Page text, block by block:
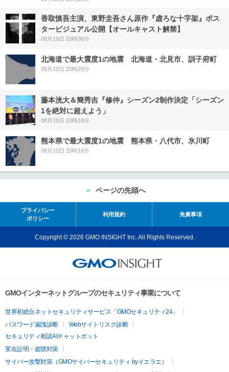
香取慎吾主演、東野圭吾さん原作『虚ろな十字架』ポス
タービジュアル公開【オールキャスト解禁】
08月10日 20時30分
北海道で最大震度1の地震 北海道・北見市、訓子府町
08月10日 20時29分
藤本洸大＆簡秀吉『修仲』シーズン2制作決定「シーズン
1を絶対に超えよう」
08月10日 20時18分
熊本県で最大震度1の地震 熊本県・八代市、氷川町
08月10日 20時16分
ページの先頭へ
プライバシー
ポリシー
利用規約 免責事項
Copyright © 2026 GMO INSIGHT Inc. All Rights Reserved.
GMOインターネットグループのセキュリティ事業について
世界初総合ネットセキュリティサービス「GMOセキュリティ24」
パスワード漏洩診断
Webサイトリスク診断
セキュリティ相談AIチャットボット
実在証明・盗聴対策
サイバー攻撃対策（GMOサイバーセキュリティ byイエラエ）